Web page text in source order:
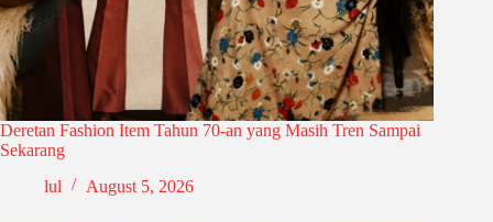
Deretan Fashion Item Tahun 70-an yang Masih Tren Sampai
Sekarang
lul
August 5, 2026